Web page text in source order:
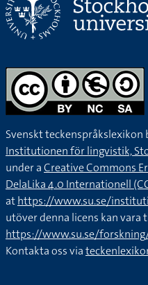
Svenskt teckenspråkslexikon
Institutionen för lingvistik,
under aCreative Commons
DelaLika 4.0 Internationell
athttps://www.su.se/
utöver denna licens kan vara
https://www.su.se/
Kontakta oss via